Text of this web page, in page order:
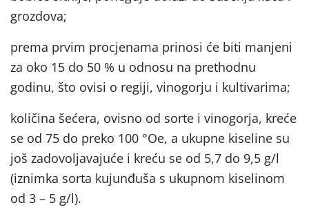
grozdova;
prema prvim procjenama prinosi će biti manjeni
za oko 15 do 50 % u odnosu na prethodnu
godinu, što ovisi o regiji, vinogorju i kultivarima;
količina šećera, ovisno od sorte i vinogorja, kreće
se od 75 do preko 100 °Oe, a ukupne kiseline su
još zadovoljavajuće i kreću se od 5,7 do 9,5 g/l
(iznimka sorta kujunđuša s ukupnom kiselinom
od 3 – 5 g/l).